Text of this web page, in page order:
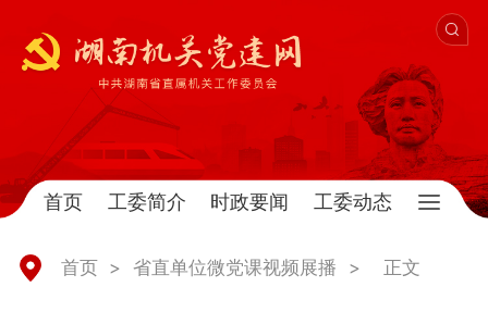
首页 工委简介 时政要闻 工委动态
首页 > 省直单位微党课视频展播 > 正文